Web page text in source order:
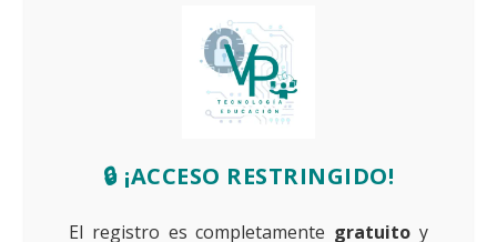
🔒 ¡ACCESO RESTRINGIDO!
El registro es completamente gratuitoy